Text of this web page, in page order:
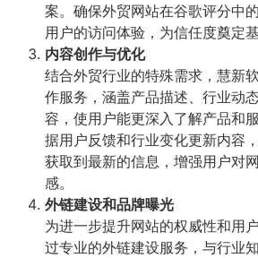
案。确保外贸网站在谷歌评分中
用户的访问体验，为信任度奠定基
内容创作与优化
结合外贸行业的特殊需求，慧新
作服务，涵盖产品描述、行业动
容，使用户能更深入了解产品和
据用户反馈和行业变化更新内容
获取到最新的信息，增强用户对
感。
外链建设和品牌曝光
为进一步提升网站的权威性和用
过专业的外链建设服务，与行业